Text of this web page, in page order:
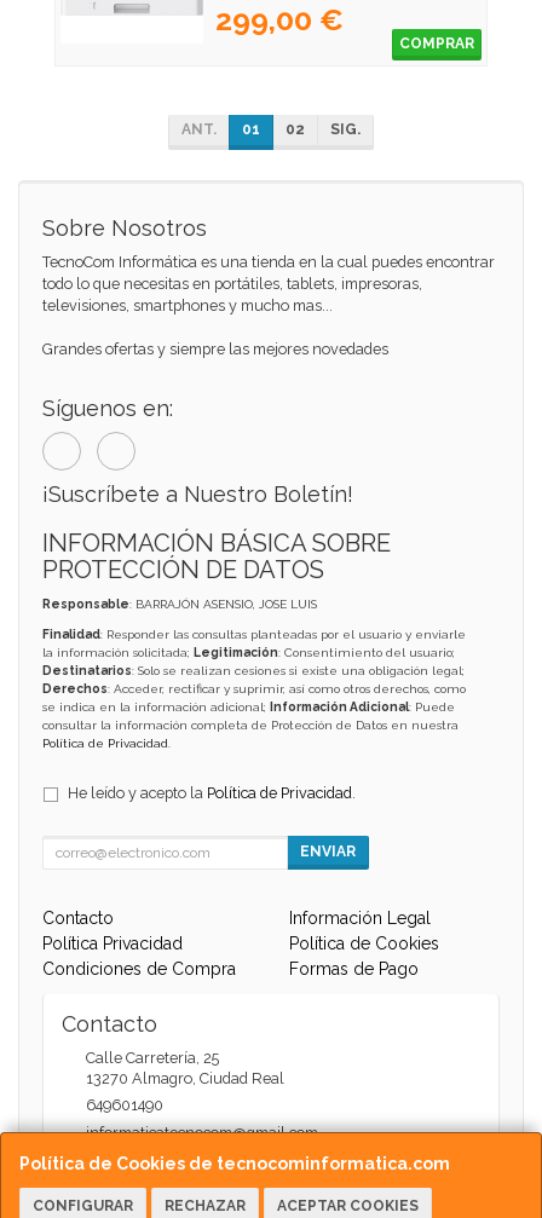
299,00 €
COMPRAR
ANT. 01 02 SIG.
Política de Cookies de tecnocominformatica.com
CONFIGURAR RECHAZAR ACEPTAR COOKIES
Sobre Nosotros
TecnoCom Informática es una tienda en la cual puedes encontrar
todo lo que necesitas en portátiles, tablets, impresoras,
televisiones, smartphones y mucho mas...
Grandes ofertas y siempre las mejores novedades
Síguenos en:
¡Suscríbete a Nuestro Boletín!
INFORMACIÓN BÁSICA SOBRE
PROTECCIÓN DE DATOS
Responsable: BARRAJÓN ASENSIO, JOSE LUIS
Finalidad: Responder las consultas planteadas por el usuario y enviarle
la información solicitada; Legitimación: Consentimiento del usuario;
Destinatarios: Solo se realizan cesiones si existe una obligación legal;
Derechos: Acceder, rectificar y suprimir, así como otros derechos, como
se indica en la información adicional;
Información Adicional: Puede
consultar la información completa de Protección de Datos en nuestra
Política de Privacidad.
He leído y acepto la Política de Privacidad.
ENVIAR
Contacto
Información Legal
Política Privacidad
Política de Cookies
Condiciones de Compra
Formas de Pago
Contacto
Calle Carretería, 25
13270 Almagro, Ciudad Real
649601490
informaticatecnocom@gmail.com